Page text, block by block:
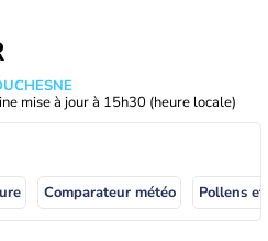
mise à jour à 15h30 (heure locale)
Comparateur météo Pollens